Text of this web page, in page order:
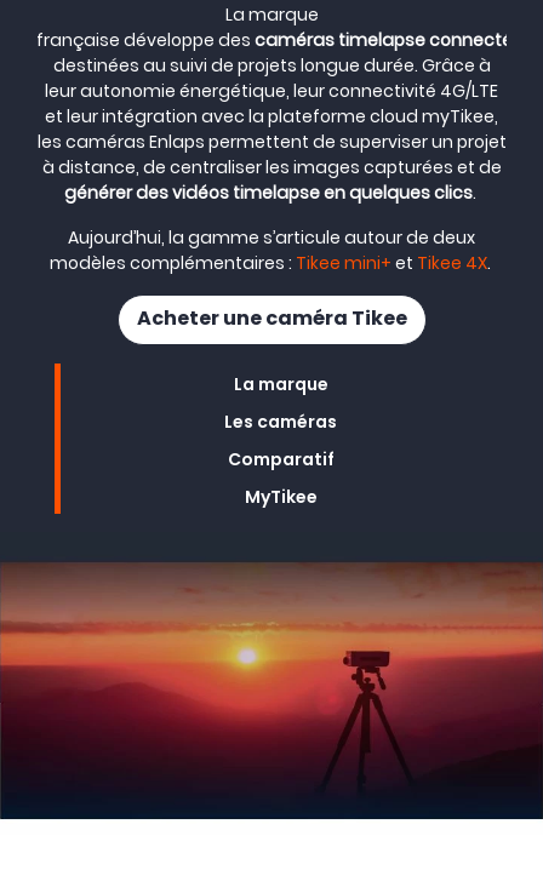
La marque
française développe des caméras timelapse connectées
destinées au suivi de projets longue durée. Grâce à
leur autonomie énergétique, leur connectivité 4G/LTE
et leur intégration avec la plateforme cloud myTikee,
les caméras Enlaps permettent de superviser un projet
à distance, de centraliser les images capturées et de
générer des vidéos timelapse en quelques clics.
Aujourd’hui, la gamme s’articule autour de deux
modèles complémentaires : Tikee mini+ et Tikee 4X.
Acheter une caméra Tikee
La marque
Les caméras
Comparatif
MyTikee